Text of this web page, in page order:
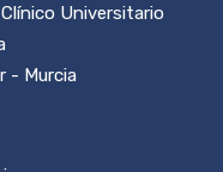
Universitario
- Murcia